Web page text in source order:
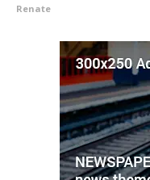
Renate